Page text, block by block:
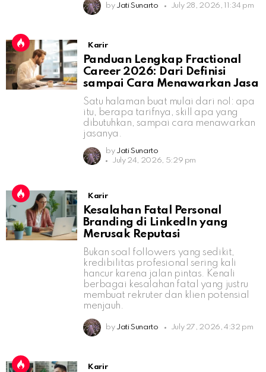
by Jati Sunarto July 28, 2026, 11:34 pm
Karir
Panduan Lengkap Fractional
Career 2026: Dari Definisi
sampai Cara Menawarkan Jasa
Satu halaman buat mulai dari nol: apa
itu, berapa tarifnya, skill apa yang
dibutuhkan, sampai cara menawarkan
jasanya.
by Jati Sunarto
July 24, 2026, 5:29 pm
Karir
Kesalahan Fatal Personal
Branding di LinkedIn yang
Merusak Reputasi
Bukan soal followers yang sedikit,
kredibilitas profesional sering kali
hancur karena jalan pintas. Kenali
berbagai kesalahan fatal yang justru
membuat rekruter dan klien potensial
menjauh.
by Jati Sunarto July 27, 2026, 4:32 pm
Karir